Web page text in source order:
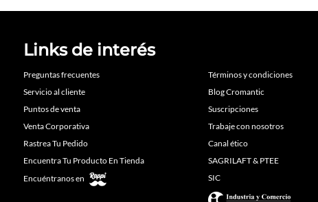
Links de interés
Preguntas frecuentes
Servicio al cliente
Puntos de venta
Venta Corporativa
Rastrea Tu Pedido
Encuentra Tu Producto En Tienda
Encuéntranos en
Términos y condiciones
Blog Cromantic
Suscripciones
Trabaje con nosotros
Canal ético
SAGRILAFT & PTEE
SIC